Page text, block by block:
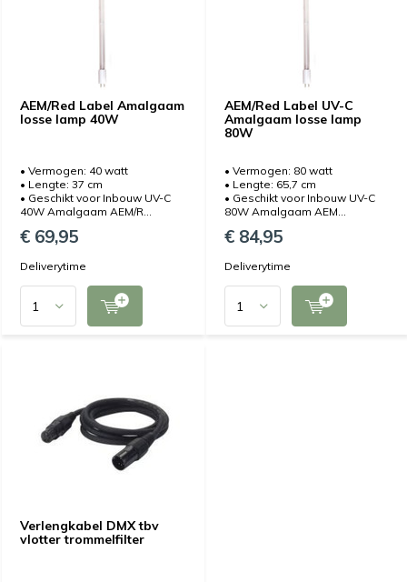
AEM/Red Label Amalgaam
losse lamp 40W
• Vermogen: 40 watt
• Lengte: 37 cm
• Geschikt voor Inbouw UV-C
40W Amalgaam AEM/R...
€ 69,95
Deliverytime
AEM/Red Label UV-C
Amalgaam losse lamp
80W
• Vermogen: 80 watt
• Lengte: 65,7 cm
• Geschikt voor Inbouw UV-C
80W Amalgaam AEM...
€ 84,95
Deliverytime
Verlengkabel DMX tbv
vlotter trommelfilter